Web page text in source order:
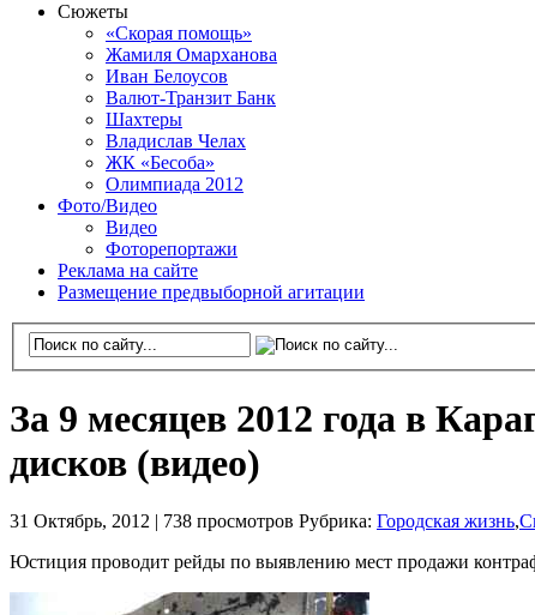
Сюжеты
«Скорая помощь»
Жамиля Омарханова
Иван Белоусов
Валют-Транзит Банк
Шахтеры
Владислав Челах
ЖК «Бесоба»
Олимпиада 2012
Фото/Видео
Видео
Фоторепортажи
Реклама на сайте
Размещение предвыборной агитации
За 9 месяцев 2012 года в
дисков (видео)
31 Октябрь, 2012 | 738 просмотров Рубрика: Городская жизнь,
Юстиция проводит рейды по выявлению мест продажи